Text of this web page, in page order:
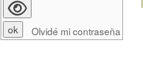
Olvidé mi contraseña